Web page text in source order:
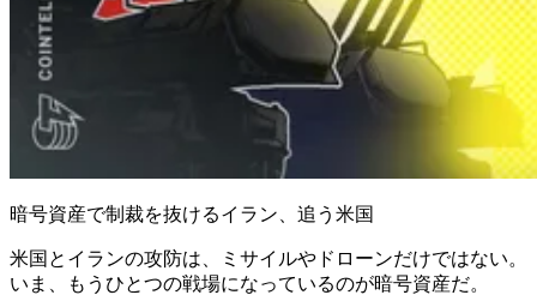
暗号資産で制裁を抜けるイラン、追う米国
米国とイランの攻防は、ミサイルやドローンだけではない。
いま、もうひとつの戦場になっているのが暗号資産だ。